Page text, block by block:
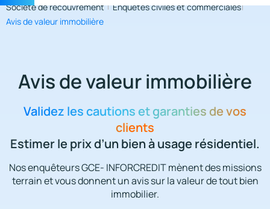
Société de recouvrement
Enquêtes civiles et commerciales
Avis de valeur immobilière
Avis de valeur immobilière
Validez les cautions et garanties de vos
clients
Estimer le prix d’un bien à usage résidentiel.
Nos enquêteurs GCE- INFORCREDIT mènent des missions
terrain et vous donnent un avis sur la valeur de tout bien
immobilier.